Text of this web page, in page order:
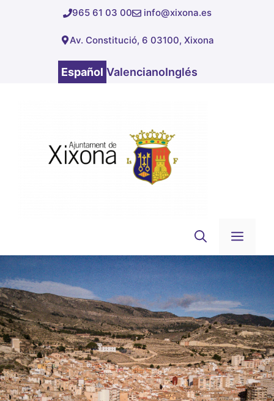
965 61 03 00 info@xixona.es
Av. Constitució, 6 03100, Xixona
Español ValencianoInglés